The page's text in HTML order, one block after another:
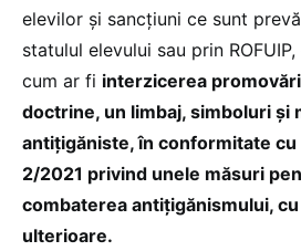
elevilor și sancțiuni ce sunt
statulul elevului sau prin
cum ar fi interzicerea
doctrine, un limbaj, simboluri și
antițigăniste, în conformitate
2/2021 privind unele măsuri
combaterea antițigănismului,
ulterioare.